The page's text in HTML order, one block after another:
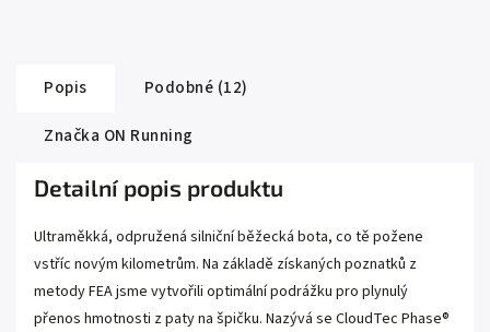
Popis
Podobné (12)
Značka ON Running
Detailní popis produktu
Ultraměkká, odpružená silniční běžecká bota, co tě požene
vstříc novým kilometrům. Na základě získaných poznatků z
metody FEA jsme vytvořili optimální podrážku pro plynulý
přenos hmotnosti z paty na špičku. Nazývá se CloudTec Phase®